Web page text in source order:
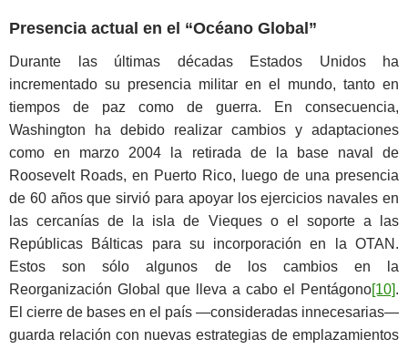
Presencia actual en el “Océano Global”
Durante las últimas décadas Estados Unidos ha
incrementado su presencia militar en el mundo, tanto en
tiempos de paz como de guerra. En consecuencia,
Washington ha debido realizar cambios y adaptaciones
como en marzo 2004 la retirada de la base naval de
Roosevelt Roads, en Puerto Rico, luego de una presencia
de 60 años que sirvió para apoyar los ejercicios navales en
las cercanías de la isla de Vieques o el soporte a las
Repúblicas Bálticas para su incorporación en la OTAN.
Estos son sólo algunos de los cambios en la
Reorganización Global que lleva a cabo el Pentágono[10].
El cierre de bases en el país —consideradas innecesarias—
guarda relación con nuevas estrategias de emplazamientos